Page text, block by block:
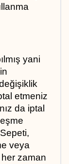
yani
etmeniz
da iptal
veya
her zaman